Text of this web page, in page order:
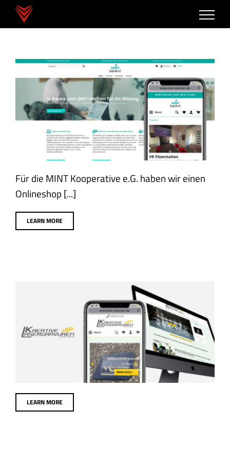
Zum
Inhalt
springen
MINT KOOPERATIVE eG
GERA
eCommerce Webdesign
Für die MINT Kooperative e.G. haben wir einen
Onlineshop [...]
LEARN MORE
KREATIVE
LASERGRAVUREN
eCommerce Webdesign
LEARN MORE